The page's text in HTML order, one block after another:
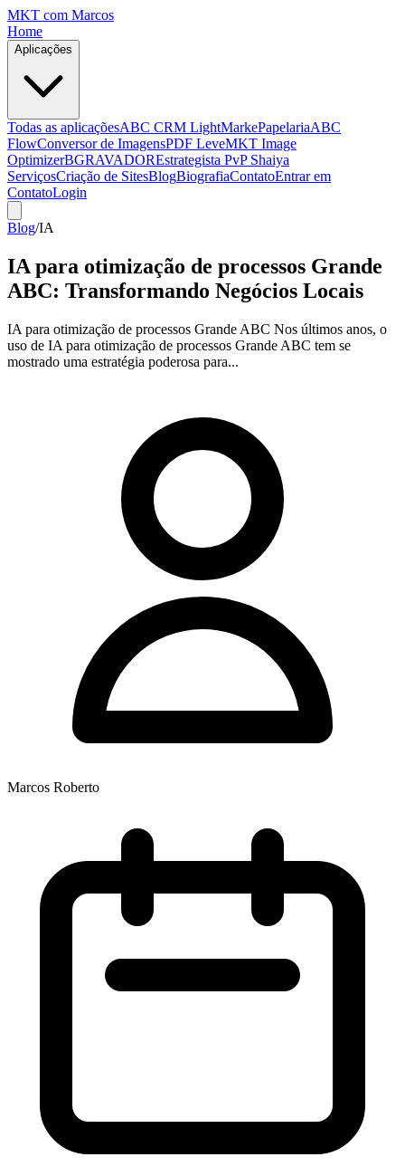
MKT com Marcos
Home
Aplicações
Todas as aplicaçõesABC CRM LightMarkePapelariaABC
FlowConversor de ImagensPDF LeveMKT Image
OptimizerBGRAVADOREstrategista PvP Shaiya
ServiçosCriação de SitesBlogBiografiaContatoEntrar em
ContatoLogin
Blog/IA
IA para otimização de processos Grande
ABC: Transformando Negócios Locais
IA para otimização de processos Grande ABC Nos últimos anos, o
uso de IA para otimização de processos Grande ABC tem se
mostrado uma estratégia poderosa para...
Marcos Roberto